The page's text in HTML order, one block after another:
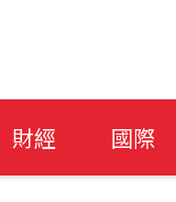
財經 國際